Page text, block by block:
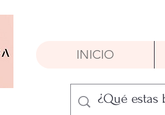
INICIO